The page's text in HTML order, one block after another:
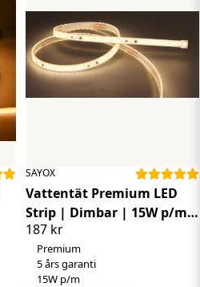
SAYOX
Vattentät Premium LED
Strip | Dimbar | 15W p/m |
230V | IP67 | Flexibel
187 kr
Premium
5 års garanti
15W p/m